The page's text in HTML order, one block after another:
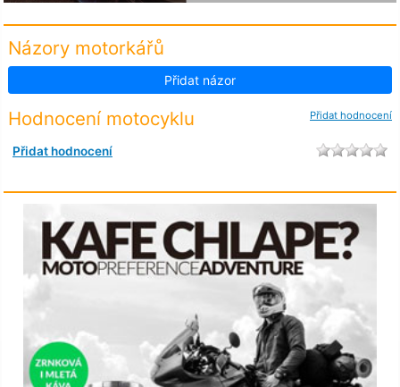
Názory motorkářů
Přidat názor
Přidat hodnocení
Hodnocení motocyklu
Přidat hodnocení